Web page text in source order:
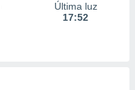
Última luz
17:52